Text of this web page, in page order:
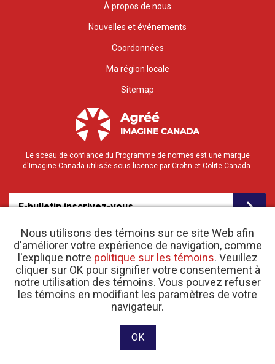
Nous utilisons des témoins sur ce site Web afin
d'améliorer votre expérience de navigation, comme
l'explique notre politique sur les témoins. Veuillez
cliquer sur OK pour signifier votre consentement à
notre utilisation des témoins. Vous pouvez refuser
les témoins en modifiant les paramètres de votre
navigateur.
OK
À propos de nous
Nouvelles et événements
Coordonnées
Ma région locale
Sitemap
Le sceau de confiance du Programme de normes est une marque
d'Imagine Canada utilisée sous licence par Crohn et Colite Canada.
E-bulletin inscrivez-vous
© 2026 Crohn et Colite Canada |Politique de confidentialité
d’organisme de bienfaisance 11883 1486 RR 0001
Site web conçu et développé par raisin Software.